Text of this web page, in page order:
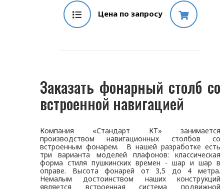
Цена по запросу
Заказать фонарный столб со
встроенной навигацией
Компания «Стандарт КТ» занимается
производством навигационных столбов со
встроенным фонарем. В нашей разработке есть
три варианта моделей плафонов: классическая
форма стиля пушкинских времен - шар и шар в
оправе. Высота фонарей от 3,5 до 4 метра.
Немалым достоинством наших конструкций
является встроенная система подвижной